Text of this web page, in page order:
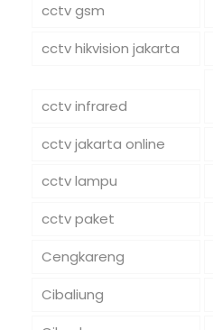
cctv gsm
cctv hikvision jakarta
cctv infrared
cctv jakarta online
cctv lampu
cctv paket
Cengkareng
Cibaliung